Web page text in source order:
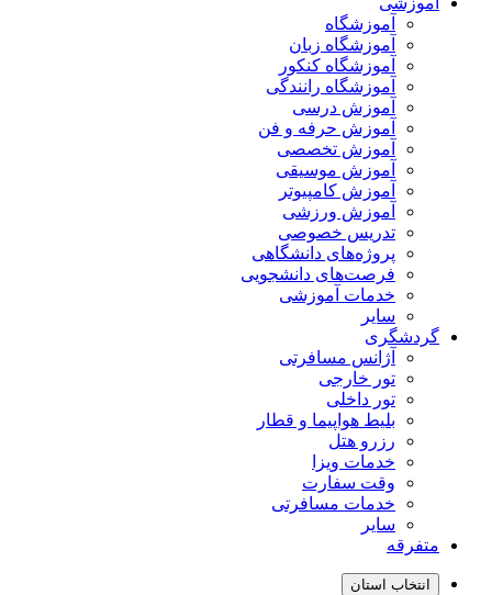
آموزشگاه
آموزشگاه زبان
آموزشگاه کنکور
آموزشگاه رانندگی
آموزش درسی
آموزش حرفه و فن
آموزش تخصصی
آموزش موسیقی
آموزش کامپیوتر
آموزش ورزشی
تدریس خصوصی
پروژه‌های دانشگاهی
فرصت‌های دانشجویی
خدمات آموزشی
سایر
گردشگری
آژانس مسافرتی
تور خارجی
تور داخلی
بلیط هواپیما و قطار
رزرو هتل
خدمات ویزا
وقت سفارت
خدمات مسافرتی
سایر
متفرقه
انتخاب استان